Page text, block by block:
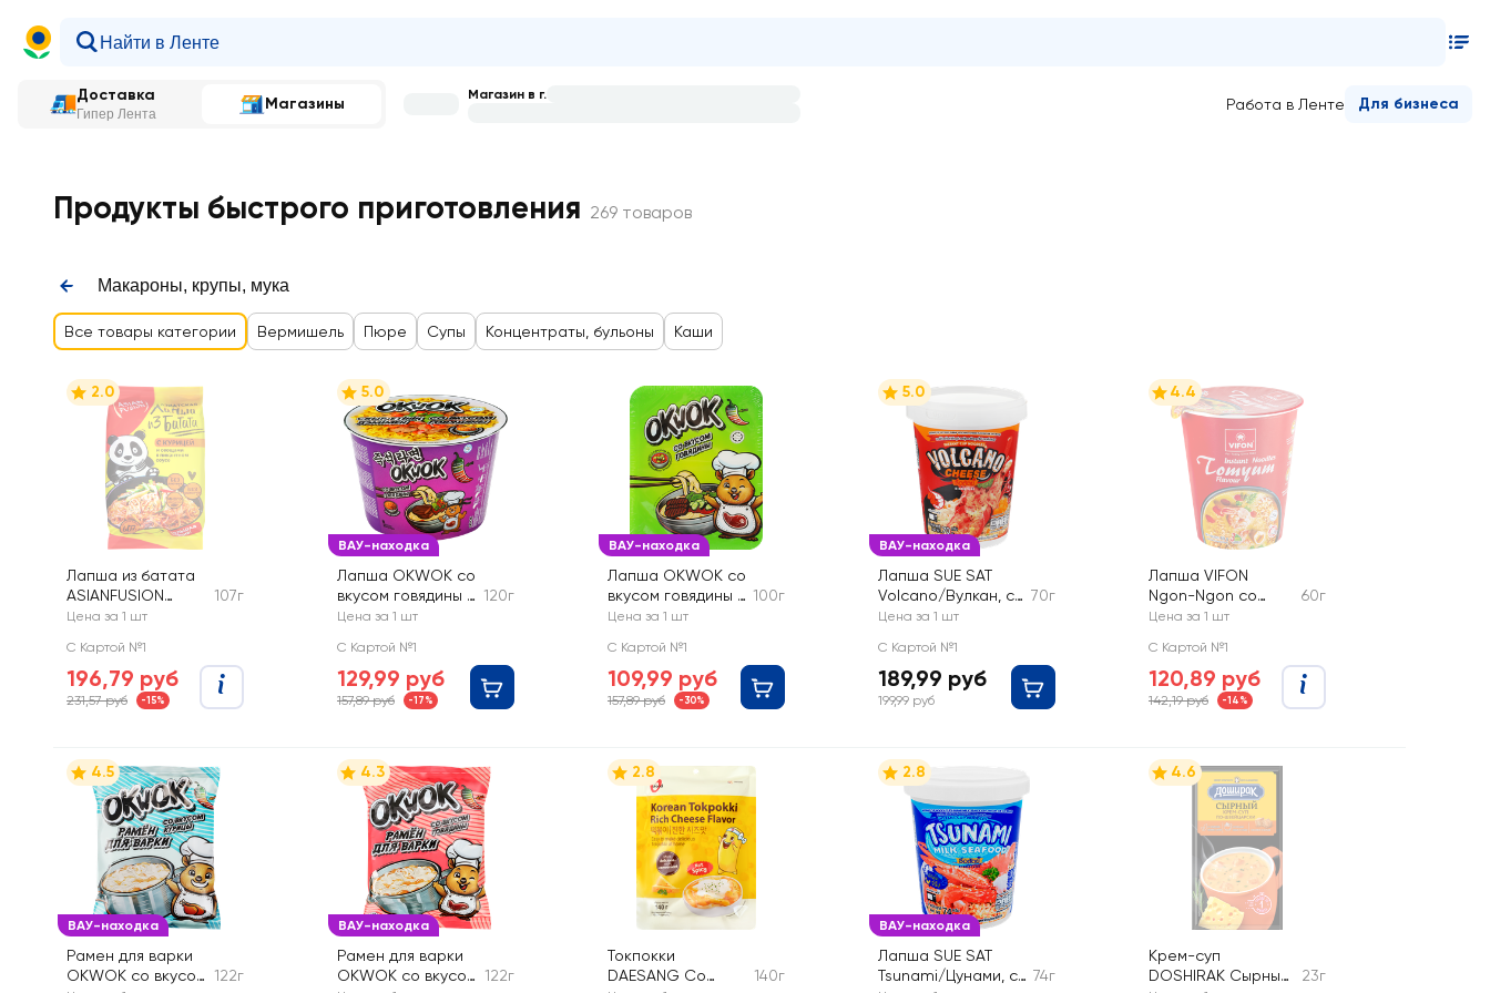
Доставка
Гипер Лента
Магазины Работа в Ленте Для бизнеса
Магазин в г.
Продукты быстрого приготовления 269 товаров
Макароны, крупы, мука
Все товары категории Вермишель Пюре Супы Концентраты, бульоны Каши
2.0
Лапша из батата
ASIANFUSION
Азиатская, с
овощами
107г
Цена за 1 шт
С Картой №1
196,79 руб
231,57 руб -15%
ВАУ-находка
5.0
Лапша OKWOK со
вкусом говядины и
соусом Сальса
120г
Цена за 1 шт
С Картой №1
129,99 руб
157,89 руб -17%
ВАУ-находка
Лапша OKWOK со
вкусом говядины и
соусом со вкусом
огурчиков
100г
Цена за 1 шт
С Картой №1
109,99 руб
157,89 руб -30%
ВАУ-находка
5.0
Лапша SUE SAT
Volcano/Вулкан, со
вкусом креветки и
70г
Цена за 1 шт
С Картой №1
189,99 руб
199,99 руб
4.4
Лапша VIFON
Ngon-Ngon со
вкусом тайского
60г
Цена за 1 шт
С Картой №1
120,89 руб
142,19 руб -14%
ВАУ-находка
4.5
Рамен для варки
OKWOK со вкусом
122г
ВАУ-находка
4.3
Рамен для варки
OKWOK со вкусом
122г
2.8
Токпокки
DAESANG Со
140г
ВАУ-находка
2.8
Лапша SUE SAT
Tsunami/Цунами, со 74г
4.6
Крем-суп
DOSHIRAK Cырный
23г